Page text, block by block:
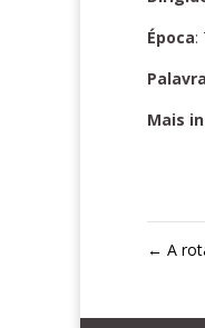
Época:
Mais
← A